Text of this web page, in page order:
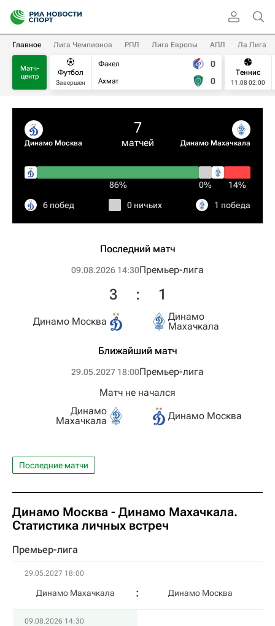
Главное Лига Чемпионов РПЛ Лига Европы АПЛ Ла Лига
Матч-
центр
Футбол
Завершен
Факел
Ахмат
0
0
Теннис
11.08 02:00
Динамо Москва
7
матчей Динамо Махачкала
86% 0% 14%
6 побед 0 ничьих 1 победа
Последний матч
09.08.2026 14:30Премьер-лига
Динамо Москва
3 : 1
Динамо
Махачкала
Ближайший матч
29.05.2027 18:00Премьер-лига
Динамо
Махачкала
Матч не начался
Динамо Москва
Последние матчи
Динамо Москва - Динамо Махачкала.
Статистика личных встреч
Премьер-лига
29.05.2027 18:00
Динамо Махачкала Динамо Москва
09.08.2026 14:30